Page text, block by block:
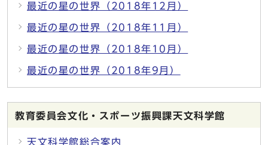
最近の星の世界（2018年12月）
最近の星の世界（2018年11月）
最近の星の世界（2018年10月）
最近の星の世界（2018年9月）
教育委員会文化・スポーツ振興課天文科学館
天文科学館総合案内